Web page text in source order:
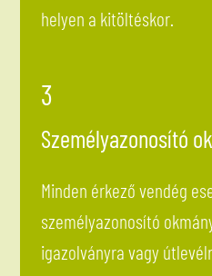
helyen a kitöltéskor.
3
Személyazonosító
Minden érkező vendég
személyazonosító
igazolványra vagy